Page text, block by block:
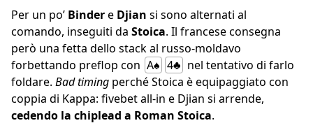
Per un po’ Bindere Djian si sono alternati al
comando, inseguiti da Stoica. Il francese consegna
però una fetta dello stack al russo-moldavo
forbettando preflop con A♠ 4♣ nel tentativo di farlo
foldare. Bad timing perché Stoica è equipaggiato con
coppia di Kappa: fivebet all-in e Djian si arrende,
cedendo la chiplead a Roman Stoica.